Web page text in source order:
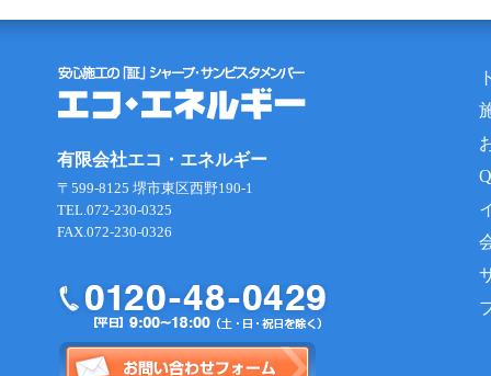
有限会社エコ・エネルギー
〒599-8125 堺市東区西野190-1
TEL.072-230-0325
FAX.072-230-0326